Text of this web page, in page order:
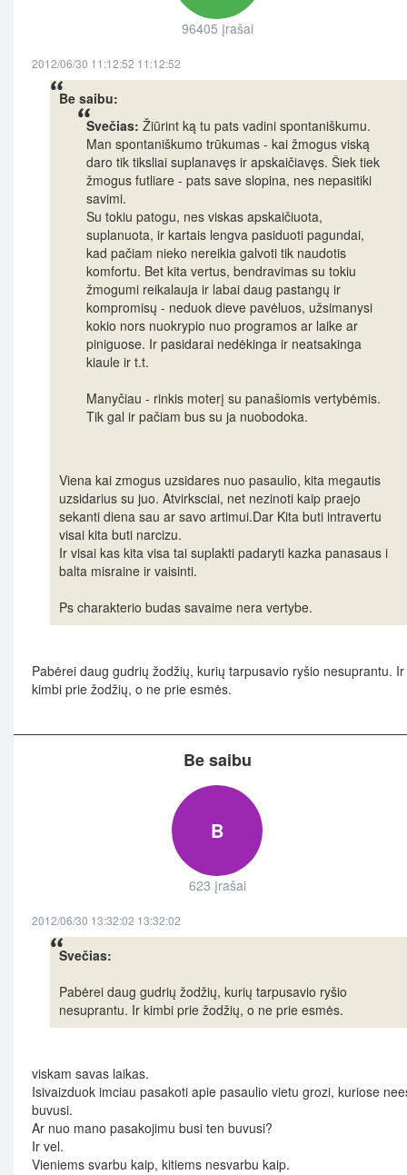
96405 įrašai
2012/06/30 11:12:52 11:12:52
Be saibu:
Svečias: Žiūrint ką tu pats vadini spontaniškumu.
Man spontaniškumo trūkumas - kai žmogus viską
daro tik tiksliai suplanavęs ir apskaičiavęs. Šiek tiek
žmogus futliare - pats save slopina, nes nepasitiki
savimi.
Su tokiu patogu, nes viskas apskaičiuota,
suplanuota, ir kartais lengva pasiduoti pagundai,
kad pačiam nieko nereikia galvoti tik naudotis
komfortu. Bet kita vertus, bendravimas su tokiu
žmogumi reikalauja ir labai daug pastangų ir
kompromisų - neduok dieve pavėluos, užsimanysi
kokio nors nuokrypio nuo programos ar laike ar
piniguose. Ir pasidarai nedėkinga ir neatsakinga
kiaule ir t.t.
Manyčiau - rinkis moterį su panašiomis vertybėmis.
Tik gal ir pačiam bus su ja nuobodoka.
Viena kai zmogus uzsidares nuo pasaulio, kita megautis
uzsidarius su juo. Atvirksciai, net nezinoti kaip praejo
sekanti diena sau ar savo artimui.Dar Kita buti intravertu
visai kita buti narcizu.
Ir visai kas kita visa tai suplakti padaryti kazka panasaus i
balta misraine ir vaisinti.
Ps charakterio budas savaime nera vertybe.
Pabėrei daug gudrių žodžių, kurių tarpusavio ryšio nesuprantu. Ir
kimbi prie žodžių, o ne prie esmės.
Be saibu
B
623 įrašai
2012/06/30 13:32:02 13:32:02
Svečias:
Pabėrei daug gudrių žodžių, kurių tarpusavio ryšio
nesuprantu. Ir kimbi prie žodžių, o ne prie esmės.
viskam savas laikas.
Isivaizduok imciau pasakoti apie pasaulio vietu grozi, kuriose
buvusi.
Ar nuo mano pasakojimu busi ten buvusi?
Ir vel.
Vieniems svarbu kaip, kitiems nesvarbu kaip.